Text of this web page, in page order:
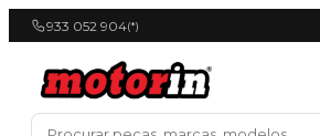
933 052 904(*)